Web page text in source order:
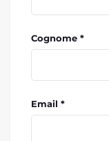
Cognome *
Email *